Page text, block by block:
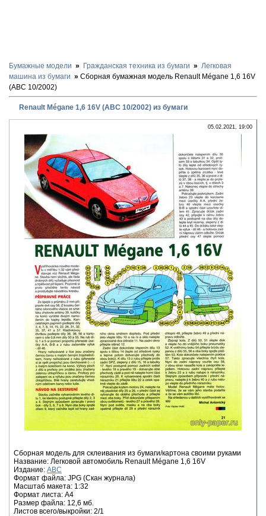
Бумажные модели Гражданская техника из бумаги
Легковая
машина из бумаги
Сборная бумажная модель Renault Mégane 1,6 16V
(ABC 10/2002)
Renault Mégane 1,6 16V (ABC 10/2002) из бумаги
05.02.2021, 19:00
Сборная модель для склеивания из бумаги/картона своими руками
Название: Легковой автомобиль Renault Mégane 1,6 16V
Издание: ABC
Формат файла: JPG (Скан журнала)
Масштаб макета: 1:32
Формат листа: А4
Размер файла: 12,6 мб.
Листов всего/выкройки: 2/1